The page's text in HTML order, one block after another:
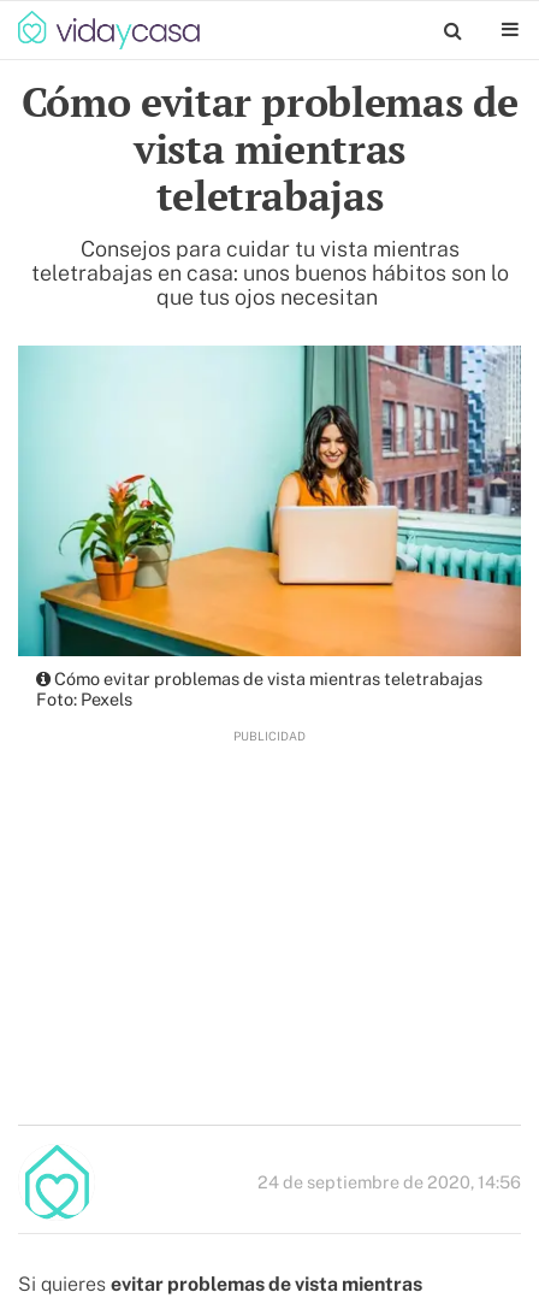
Cómo evitar problemas de
vista mientras
teletrabajas
Consejos para cuidar tu vista mientras
teletrabajas en casa: unos buenos hábitos son lo
que tus ojos necesitan
Cómo evitar problemas de vista mientras teletrabajas
Foto: Pexels
24 de septiembre de 2020, 14:56
Si quieres evitar problemas de vista mientras